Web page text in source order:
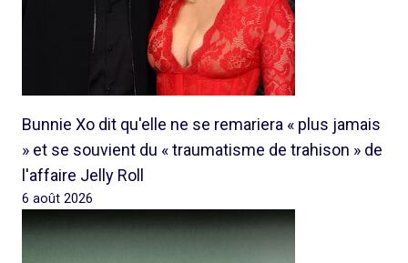
Bunnie Xo dit qu'elle ne se remariera « plus jamais
» et se souvient du « traumatisme de trahison » de
l'affaire Jelly Roll
6 août 2026